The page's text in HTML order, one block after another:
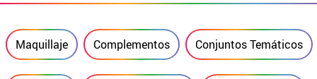
Maquillaje Complementos Conjuntos Temáticos